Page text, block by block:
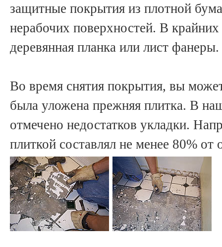
защитные покрытия из плотной
нерабочих поверхностей. В
деревянная планка или лист фанеры.
Во время снятия покрытия, вы
была уложена прежняя плитка. В
отмечено недостатков укладки.
плиткой составлял не менее 80%